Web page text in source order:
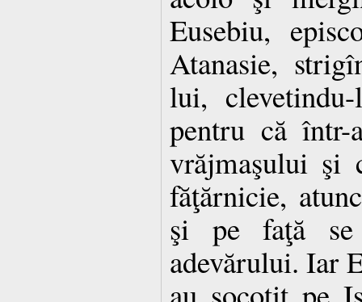
Eusebiu,
Atanasie,
lui,
pentru că într-
vrăjmaşului şi
făţărnicie,
şi pe faţă se
adevărului. Iar
au socotit pe